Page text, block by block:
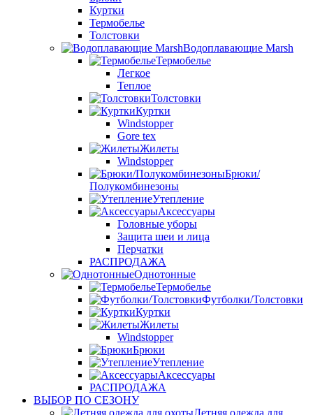
Куртки
Термобелье
Толстовки
Водоплавающие Marsh
Термобелье
Легкое
Теплое
Толстовки
Куртки
Windstopper
Gore tex
Жилеты
Windstopper
Брюки/
Полукомбинезоны
Утепление
Аксессуары
Головные уборы
Защита шеи и лица
Перчатки
РАСПРОДАЖА
Однотонные
Термобелье
Футболки/Толстовки
Куртки
Жилеты
Windstopper
Брюки
Утепление
Аксессуары
РАСПРОДАЖА
ВЫБОР ПО СЕЗОНУ
Летняя одежда для